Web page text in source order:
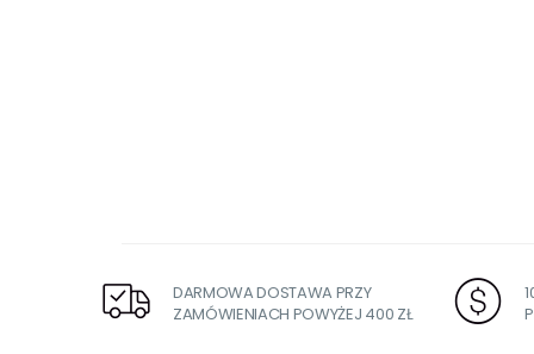
DARMOWA DOSTAWA PRZY
ZAMÓWIENIACH POWYŻEJ 400 ZŁ